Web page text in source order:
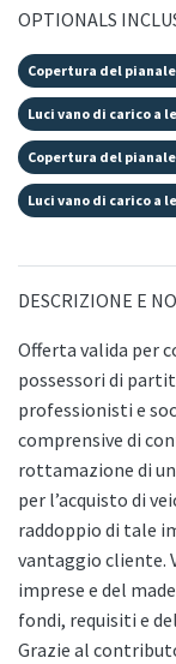
OPTIONALS
Copertura del
Luci vano di carico a
Copertura del
Luci vano di carico a
DESCRIZIONE E
Offerta valida per
possessori di
professionisti e
comprensive di
rottamazione di
per l’acquisto di
raddoppio di tale
vantaggio cliente.
imprese e del
fondi, requisiti e
Grazie al